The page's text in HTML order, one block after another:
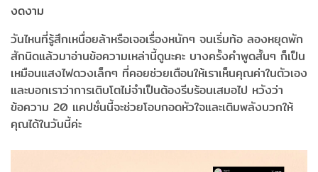
วันไหนที่รู้สึกเหนื่อยล้าหรือเจอเรื่องหนักๆ จนเริ่มท้อ ลองหยุดพัก
สักนิดแล้วมาอ่านข้อความเหล่านี้ดูนะคะ บางครั้งคำพูดสั้นๆ ก็เป็น
เหมือนแสงไฟดวงเล็กๆ ที่คอยช่วยเตือนให้เราเห็นคุณค่าในตัวเอง
และบอกเราว่าการเติบโตไม่จำเป็นต้องรีบร้อนเสมอไป หวังว่า
ข้อความ 20 แคปชั่นนี้จะช่วยโอบกอดหัวใจและเติมพลังบวกให้
คุณได้ในวันนี้ค่ะ